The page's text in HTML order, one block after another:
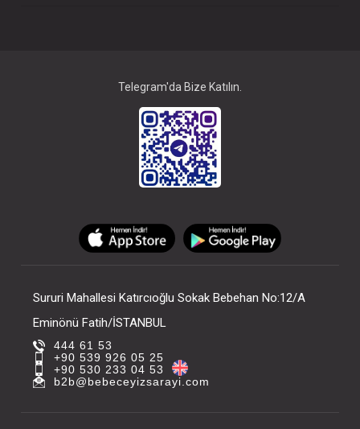
Telegram'da Bize Katılın.
Sururi Mahallesi Katırcıoğlu Sokak Bebehan No:12/A
Eminönü Fatih/İSTANBUL
444 61 53
+90 539 926 05 25
+90 530 233 04 53
b2b@bebeceyizsarayi.com